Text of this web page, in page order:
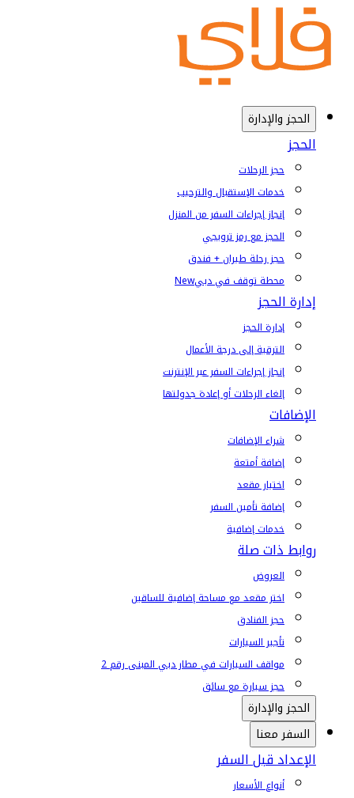
الحجز والإدارة
الحجز
حجز الرحلات
خدمات الإستقبال والترحيب
إنجاز إجراءات السفر من المنزل
الحجز مع رمز ترويجي
حجز رحلة طيران + فندق
محطة توقف في دبيNew
إدارة الحجز
إدارة الحجز
الترقية إلى درجة الأعمال
إنجاز إجراءات السفر عبر الإنترنت
إلغاء الرحلات أو إعادة جدولتها
الإضافات
شراء الإضافات
إضافة أمتعة
اختيار مقعد
إضافة تأمين السفر
خدمات إضافية
روابط ذات صلة
العروض
اختر مقعد مع مساحة إضافية للساقين
حجز الفنادق
تأجير السيارات
مواقف السيارات في مطار دبي المبنى رقم 2
حجز سيارة مع سائق
الحجز والإدارة
السفر معنا
الإعداد قبل السفر
أنواع الأسعار